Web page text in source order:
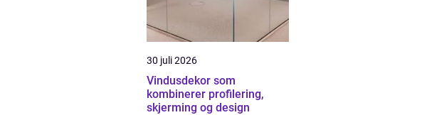
30 juli 2026
Vindusdekor som
kombinerer profilering,
skjerming og design